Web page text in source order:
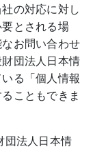
の対応に対し
とされる場
お問い合わせ
団法人日本情
る「個人情報
こともできま
団法人日本情